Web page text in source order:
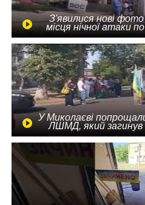
З'явилися нові фото
місця нічної атаки
У Миколаєві
ЛШМД, який загинув